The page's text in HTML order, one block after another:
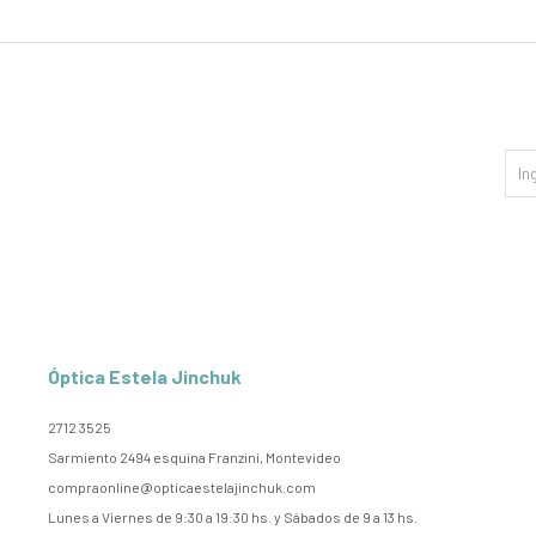
Óptica Estela Jinchuk
2712 3525
Sarmiento 2494 esquina Franzini, Montevideo
compraonline@opticaestelajinchuk.com
Lunes a Viernes de 9:30 a 19:30 hs. y Sábados de 9 a 13 hs.